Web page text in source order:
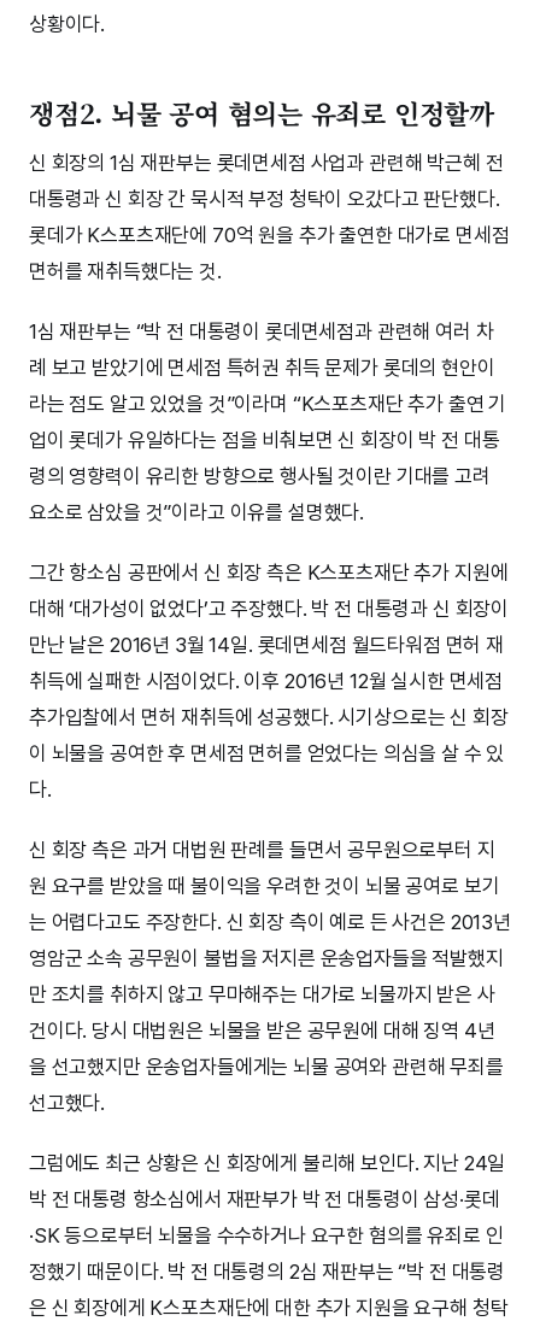
상황이다.
쟁점2. 뇌물 공여 혐의는 유죄로 인정할까
신 회장의 1심 재판부는 롯데면세점 사업과 관련해 박근혜 전
대통령과 신 회장 간 묵시적 부정 청탁이 오갔다고 판단했다.
롯데가 K스포츠재단에 70억 원을 추가 출연한 대가로 면세점
면허를 재취득했다는 것.
1심 재판부는 “박 전 대통령이 롯데면세점과 관련해 여러 차
례 보고 받았기에 면세점 특허권 취득 문제가 롯데의 현안이
라는 점도 알고 있었을 것”이라며 “K스포츠재단 추가 출연 기
업이 롯데가 유일하다는 점을 비춰보면 신 회장이 박 전 대통
령의 영향력이 유리한 방향으로 행사될 것이란 기대를 고려
요소로 삼았을 것”이라고 이유를 설명했다.
그간 항소심 공판에서 신 회장 측은 K스포츠재단 추가 지원에
대해 ‘대가성이 없었다’고 주장했다. 박 전 대통령과 신 회장이
만난 날은 2016년 3월 14일. 롯데면세점 월드타워점 면허 재
취득에 실패한 시점이었다. 이후 2016년 12월 실시한 면세점
추가입찰에서 면허 재취득에 성공했다. 시기상으로는 신 회장
이 뇌물을 공여한 후 면세점 면허를 얻었다는 의심을 살 수 있
다.
신 회장 측은 과거 대법원 판례를 들면서 공무원으로부터 지
원 요구를 받았을 때 불이익을 우려한 것이 뇌물 공여로 보기
는 어렵다고도 주장한다. 신 회장 측이 예로 든 사건은 2013년
영암군 소속 공무원이 불법을 저지른 운송업자들을 적발했지
만 조치를 취하지 않고 무마해주는 대가로 뇌물까지 받은 사
건이다. 당시 대법원은 뇌물을 받은 공무원에 대해 징역 4년
을 선고했지만 운송업자들에게는 뇌물 공여와 관련해 무죄를
선고했다.
그럼에도 최근 상황은 신 회장에게 불리해 보인다. 지난 24일
박 전 대통령 항소심에서 재판부가 박 전 대통령이 삼성·롯데
·SK 등으로부터 뇌물을 수수하거나 요구한 혐의를 유죄로 인
정했기 때문이다. 박 전 대통령의 2심 재판부는 “박 전 대통령
은 신 회장에게 K스포츠재단에 대한 추가 지원을 요구해 청탁